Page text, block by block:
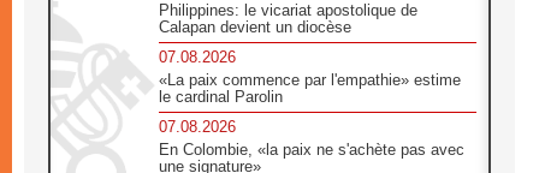
Philippines: le vicariat apostolique de
Calapan devient un diocèse
07.08.2026
«La paix commence par l'empathie» estime
le cardinal Parolin
07.08.2026
En Colombie, «la paix ne s'achète pas avec
une signature»